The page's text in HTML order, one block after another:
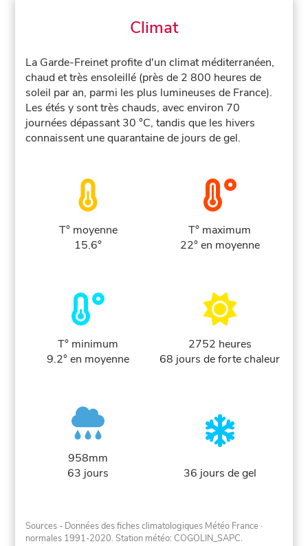
Climat
La Garde-Freinet profite d'un climat méditerranéen,
chaud et très ensoleillé (près de 2 800 heures de
soleil par an, parmi les plus lumineuses de France).
Les étés y sont très chauds, avec environ 70
journées dépassant 30 °C, tandis que les hivers
connaissent une quarantaine de jours de gel.
T° moyenne
15.6°
T° maximum
22° en moyenne
T° minimum
9.2° en moyenne
2752 heures
68 jours de forte chaleur
958mm
63 jours
36 jours de gel
Sources - Données des fiches climatologiques Météo France ·
normales 1991-2020. Station météo: COGOLIN_SAPC.